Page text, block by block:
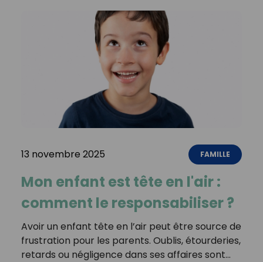
13 novembre 2025 FAMILLE
Mon enfant est tête en l'air :
comment le responsabiliser ?
Avoir un enfant tête en l’air peut être source de
frustration pour les parents. Oublis, étourderies,
retards ou négligence dans ses affaires sont…